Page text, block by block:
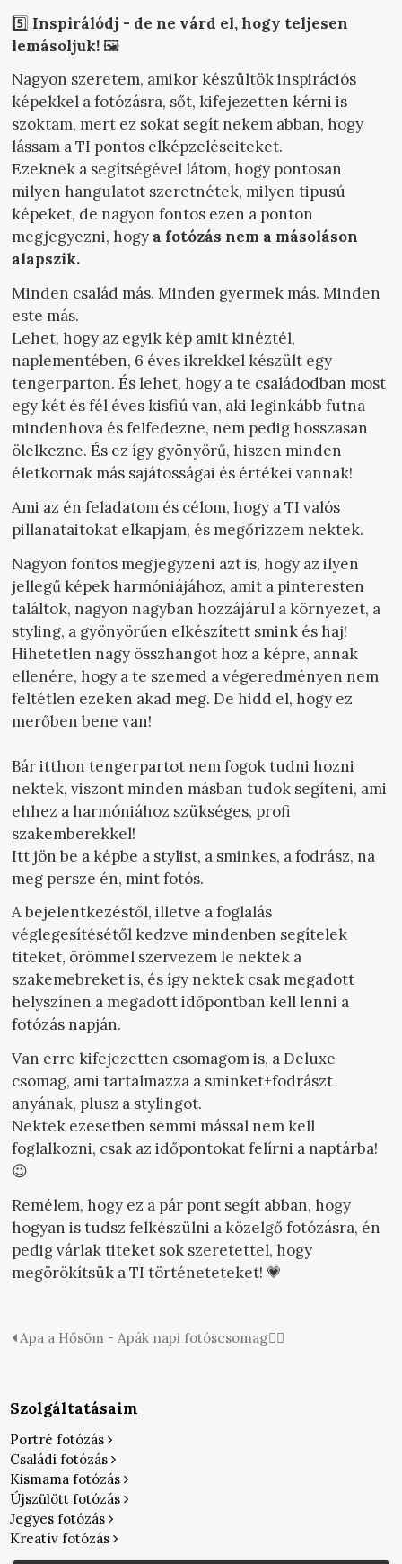
5️⃣ Inspirálódj - de ne várd el, hogy teljesen
lemásoljuk!🖼️
Nagyon szeretem, amikor készültök inspirációs
képekkel a fotózásra, sőt, kifejezetten kérni is
szoktam, mert ez sokat segít nekem abban, hogy
lássam a TI pontos elképzeléseiteket.
Ezeknek a segítségével látom, hogy pontosan
milyen hangulatot szeretnétek, milyen tipusú
képeket, de nagyon fontos ezen a ponton
megjegyezni, hogy a fotózás nem a másoláson
alapszik.
Minden család más. Minden gyermek más. Minden
este más.
Lehet, hogy az egyik kép amit kinéztél,
naplementében, 6 éves ikrekkel készült egy
tengerparton. És lehet, hogy a te családodban most
egy két és fél éves kisfiú van, aki leginkább futna
mindenhova és felfedezne, nem pedig hosszasan
ölelkezne. És ez így gyönyörű, hiszen minden
életkornak más sajátosságai és értékei vannak!
Ami az én feladatom és célom, hogy a TI valós
pillanataitokat elkapjam, és megőrizzem nektek.
Nagyon fontos megjegyzeni azt is, hogy az ilyen
jellegű képek harmóniájához, amit a pinteresten
találtok, nagyon nagyban hozzájárul a környezet, a
styling, a gyönyörűen elkészített smink és haj!
Hihetetlen nagy összhangot hoz a képre, annak
ellenére, hogy a te szemed a végeredményen nem
feltétlen ezeken akad meg. De hidd el, hogy ez
merőben bene van!
Bár itthon tengerpartot nem fogok tudni hozni
nektek, viszont minden másban tudok segíteni, ami
ehhez a harmóniához szükséges, profi
szakemberekkel!
Itt jön be a képbe a stylist, a sminkes, a fodrász, na
meg persze én, mint fotós.
A bejelentkezéstől, illetve a foglalás
véglegesítésétől kedzve mindenben segítelek
titeket, örömmel szervezem le nektek a
szakemebreket is, és így nektek csak megadott
helyszínen a megadott időpontban kell lenni a
fotózás napján.
Van erre kifejezetten csomagom is, a Deluxe
csomag, ami tartalmazza a sminket+fodrászt
anyának, plusz a stylingot.
Nektek ezesetben semmi mással nem kell
foglalkozni, csak az időpontokat felírni a naptárba!
😉
Remélem, hogy ez a pár pont segít abban, hogy
hogyan is tudsz felkészülni a közelgő fotózásra, én
pedig várlak titeket sok szeretettel, hogy
megörökítsük a TI történeteteket! 💗
Apa a Hősöm - Apák napi fotóscsomag🦸‍♂️
Szolgáltatásaim
Portré fotózás
Családi fotózás
Kismama fotózás
Újszülött fotózás
Jegyes fotózás
Kreatív fotózás